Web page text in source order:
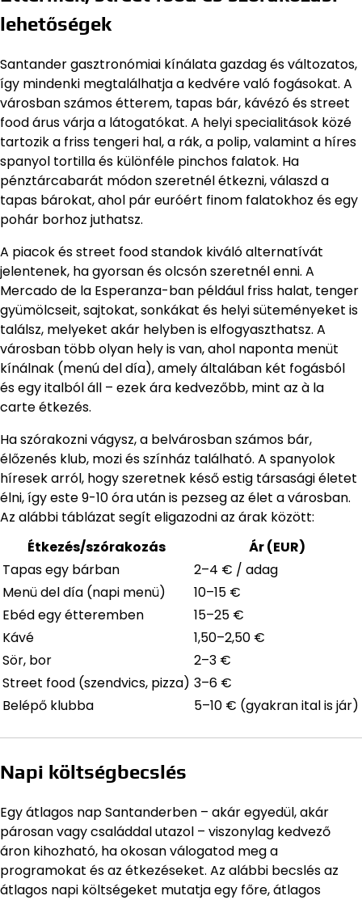
lehetőségek
Santander gasztronómiai kínálata gazdag és változatos,
így mindenki megtalálhatja a kedvére való fogásokat. A
városban számos étterem, tapas bár, kávézó és street
food árus várja a látogatókat. A helyi specialitások közé
tartozik a friss tengeri hal, a rák, a polip, valamint a híres
spanyol tortilla és különféle pinchos falatok. Ha
pénztárcabarát módon szeretnél étkezni, válaszd a
tapas bárokat, ahol pár euróért finom falatokhoz és egy
pohár borhoz juthatsz.
A piacok és street food standok kiváló alternatívát
jelentenek, ha gyorsan és olcsón szeretnél enni. A
Mercado de la Esperanza-ban például friss halat, tenger
gyümölcseit, sajtokat, sonkákat és helyi süteményeket is
találsz, melyeket akár helyben is elfogyaszthatsz. A
városban több olyan hely is van, ahol naponta menüt
kínálnak (menú del día), amely általában két fogásból
és egy italból áll – ezek ára kedvezőbb, mint az à la
carte étkezés.
Ha szórakozni vágysz, a belvárosban számos bár,
élőzenés klub, mozi és színház található. A spanyolok
híresek arról, hogy szeretnek késő estig társasági életet
élni, így este 9-10 óra után is pezseg az élet a városban.
Az alábbi táblázat segít eligazodni az árak között:
Étkezés/szórakozás
Ár (EUR)
Tapas egy bárban
2–4 € / adag
Menü del día (napi menü)
10–15 €
Ebéd egy étteremben
15–25 €
Kávé
1,50–2,50 €
Sör, bor
2–3 €
Street food (szendvics, pizza) 3–6 €
Belépő klubba
5–10 € (gyakran ital is jár)
Napi költségbecslés
Egy átlagos nap Santanderben – akár egyedül, akár
párosan vagy családdal utazol – viszonylag kedvező
áron kihozható, ha okosan válogatod meg a
programokat és az étkezéseket. Az alábbi becslés az
átlagos napi költségeket mutatja egy főre, átlagos